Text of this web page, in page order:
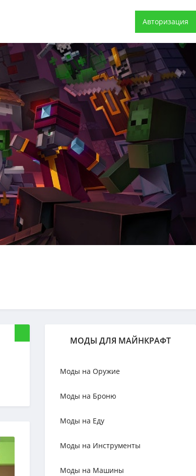
Авторизация
МОДЫ ДЛЯ МАЙНКРАФТ
Моды на Оружие
Моды на Броню
Моды на Еду
Моды на Инструменты
Моды на Машины